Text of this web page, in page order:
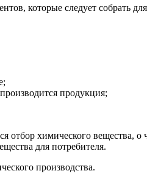
которые следует собрать
продукция;
химического вещества, о
для потребителя.
производства.